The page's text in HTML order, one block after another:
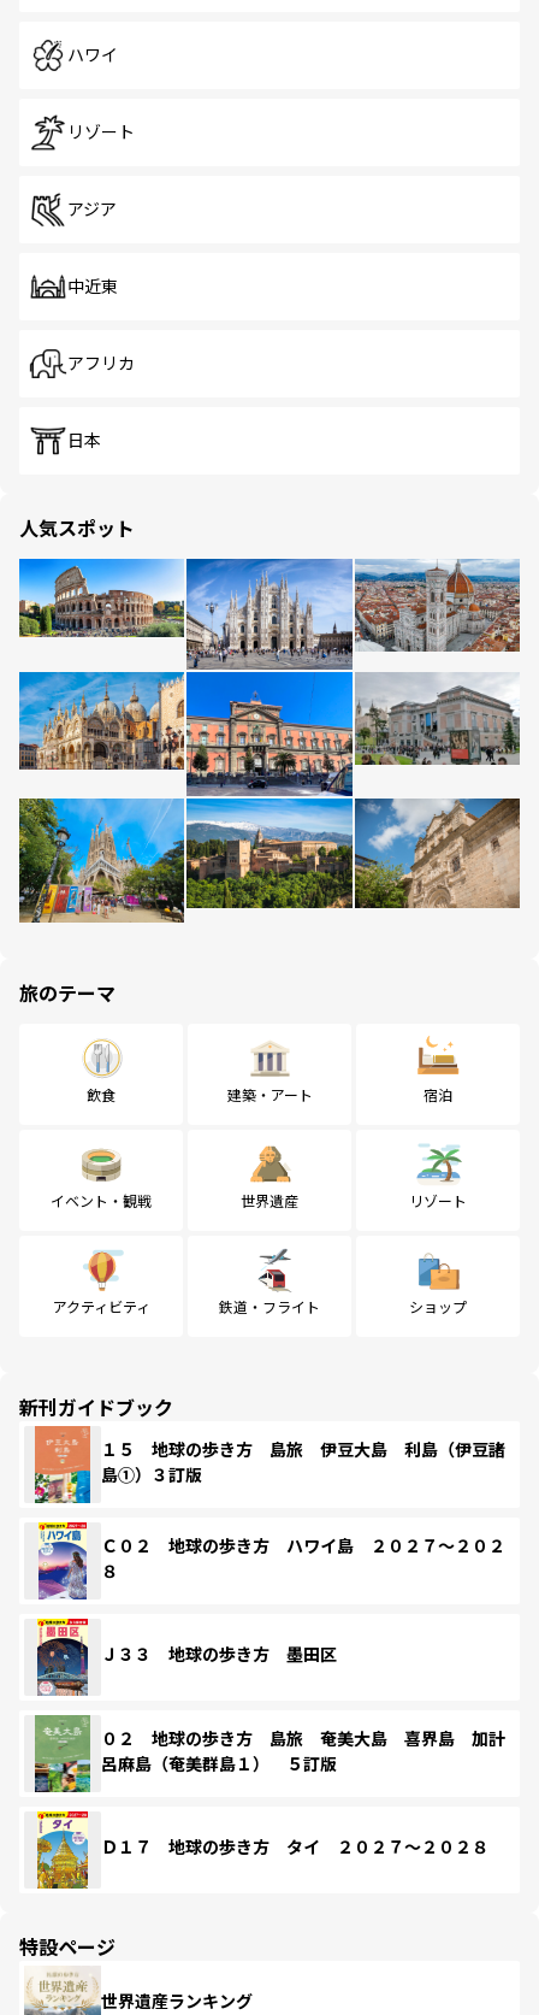
ハワイ
リゾート
アジア
中近東
アフリカ
日本
人気スポット
旅のテーマ
飲食 建築・アート 宿泊
イベント・観戦 世界遺産 リゾート
アクティビティ 鉄道・フライト ショップ
新刊ガイドブック
１５ 地球の歩き方 島旅 伊豆大島 利島（伊豆諸
島①）３訂版
Ｃ０２ 地球の歩き方 ハワイ島 ２０２７～２０２
８
Ｊ３３ 地球の歩き方 墨田区
０２ 地球の歩き方 島旅 奄美大島 喜界島 加計
呂麻島（奄美群島１） ５訂版
Ｄ１７ 地球の歩き方 タイ ２０２７～２０２８
特設ページ
世界遺産ランキング